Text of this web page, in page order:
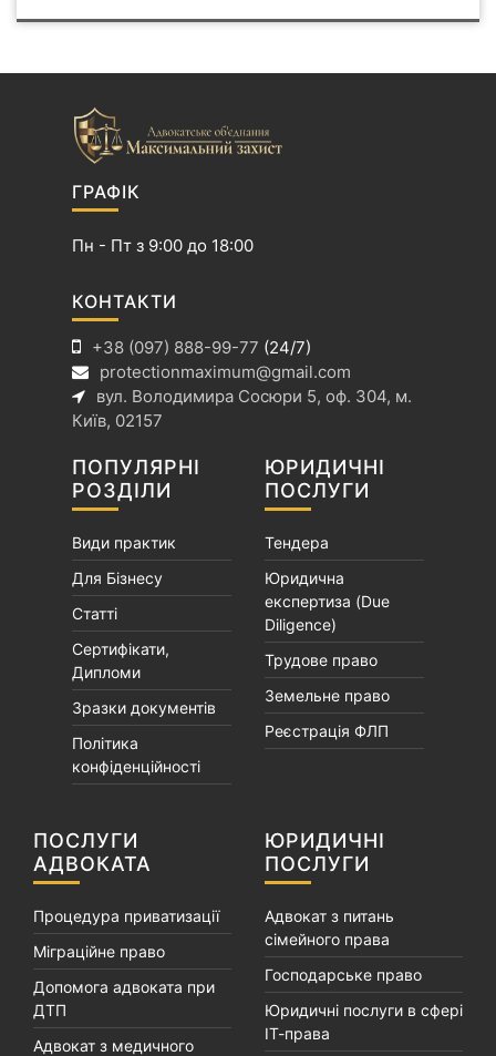
і
а
ГРАФІК
Пн - Пт з 9:00 до 18:00
КОНТАКТИ
+38 (097) 888-99-77 (24/7)
protectionmaximum@gmail.com
вул. Володимира Сосюри 5, оф. 304, м.
Київ, 02157
ПОПУЛЯРНІ
РОЗДІЛИ
Види практик
Для Бізнесу
Статті
Сертифікати,
Дипломи
Зразки документів
Політика
конфіденційності
ЮРИДИЧНІ
ПОСЛУГИ
Тендера
Юридична
експертиза (Due
Diligence)
Трудове право
Земельне право
Реєстрація ФЛП
ПОСЛУГИ
АДВОКАТА
Процедура приватизації
Міграційне право
Допомога адвоката при
ДТП
Адвокат з медичного
ЮРИДИЧНІ
ПОСЛУГИ
Адвокат з питань
сімейного права
Господарське право
Юридичні послуги в сфері
ІТ-права